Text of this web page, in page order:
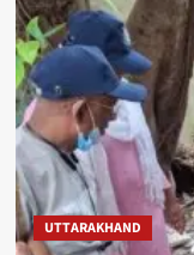
UTTARAKHAND